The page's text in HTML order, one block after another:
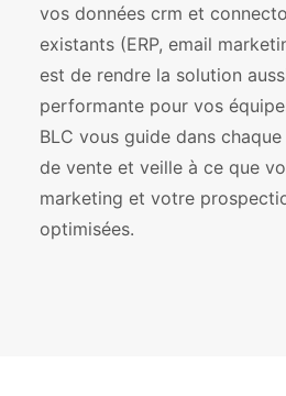
vos données crm et
existants (ERP, email
est de rendre la solution
performante pour vos
BLC vous guide dans
de vente et veille à ce que
marketing et votre
optimisées.